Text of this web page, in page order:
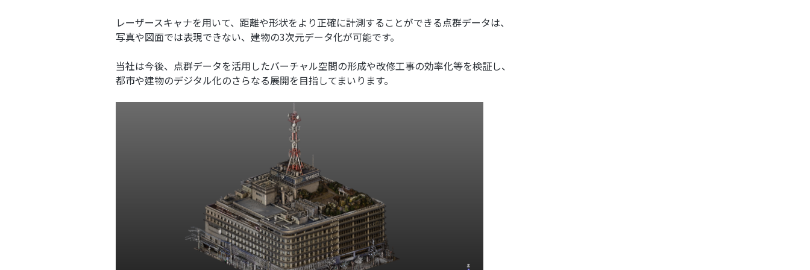
レーザースキャナを用いて、距離や形状をより正確に計測することができる点群データは、
写真や図面では表現できない、建物の3次元データ化が可能です。
当社は今後、点群データを活用したバーチャル空間の形成や改修工事の効率化等を検証し、
都市や建物のデジタル化のさらなる展開を目指してまいります。